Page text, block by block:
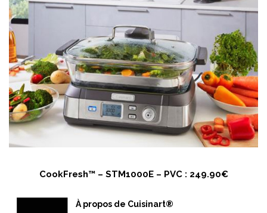
CookFresh™ – STM1000E – PVC : 249.90€
À propos de Cuisinart®